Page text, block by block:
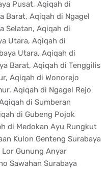
Pusat, Aqiqah di
Barat, Aqiqah di Ngagel
Selatan, Aqiqah di
Utara, Aqiqah di
Utara, Aqiqah di
Barat, Aqiqah di Tenggilis
Aqiqah di Wonorejo
Aqiqah di Ngagel Rejo
di Sumberan
di Gubeng Pojok
di Medokan Ayu Rungkut
Kulon Genteng Surabaya
Gunung Anyar
Sawahan Surabaya